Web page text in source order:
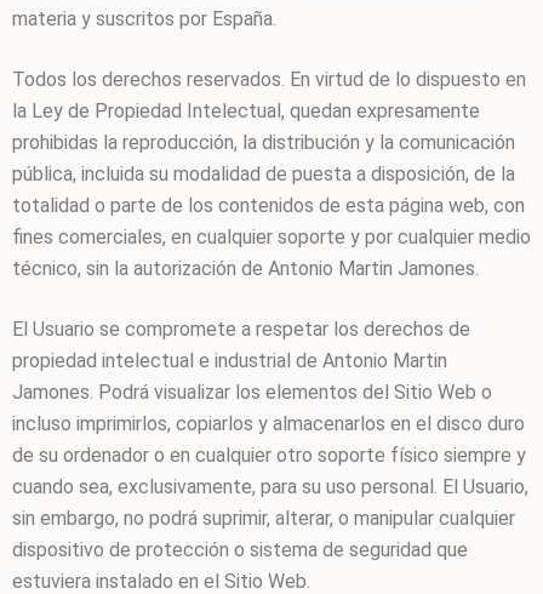
materia y suscritos por España.
Todos los derechos reservados. En virtud de lo dispuesto en
la Ley de Propiedad Intelectual, quedan expresamente
prohibidas la reproducción, la distribución y la comunicación
pública, incluida su modalidad de puesta a disposición, de la
totalidad o parte de los contenidos de esta página web, con
fines comerciales, en cualquier soporte y por cualquier medio
técnico, sin la autorización de Antonio Martin Jamones
El Usuario se compromete a respetar los derechos de
propiedad intelectual e industrial de Antonio Martin
Jamones . Podrá visualizar los elementos del Sitio Web o
incluso imprimirlos, copiarlos y almacenarlos en el disco duro
de su ordenador o en cualquier otro soporte físico siempre y
cuando sea, exclusivamente, para su uso personal. El Usuario,
sin embargo, no podrá suprimir, alterar, o manipular cualquier
dispositivo de protección o sistema de seguridad que
estuviera instalado en el Sitio Web.